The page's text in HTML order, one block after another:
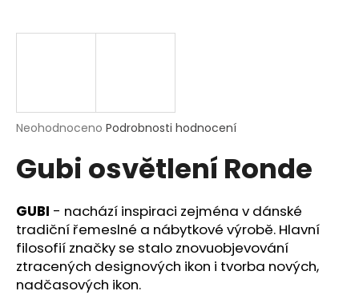
Průměrné
produktu
je
z
5
hvězdiček.
Neohodnoceno Podrobnosti hodnocení
Gubi osvětlení Ronde
GUBI - nachází inspiraci zejména v dánské
tradiční řemeslné a nábytkové výrobě. Hlavní
filosofií značky se stalo znovuobjevování
ztracených designových ikon i tvorba nových,
nadčasových ikon.
j
D
o
p